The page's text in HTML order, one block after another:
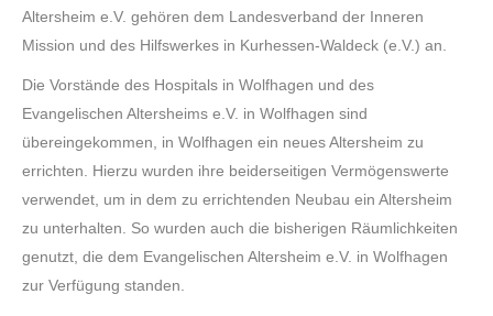
Altersheim e.V. gehören dem Landesverband der Inneren
Mission und des Hilfswerkes in Kurhessen-Waldeck (e.V.) an.
Die Vorstände des Hospitals in Wolfhagen und des
Evangelischen Altersheims e.V. in Wolfhagen sind
übereingekommen, in Wolfhagen ein neues Altersheim zu
errichten. Hierzu wurden ihre beiderseitigen Vermögenswerte
verwendet, um in dem zu errichtenden Neubau ein Altersheim
zu unterhalten. So wurden auch die bisherigen Räumlichkeiten
genutzt, die dem Evangelischen Altersheim e.V. in Wolfhagen
zur Verfügung standen.